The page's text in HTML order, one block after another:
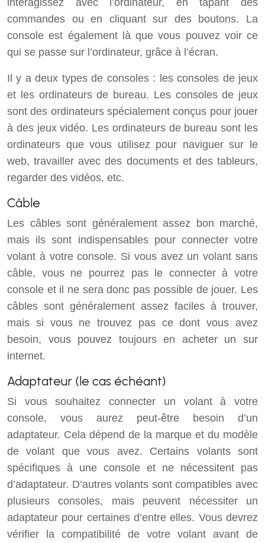
interagissez avec l’ordinateur, en tapant des
commandes ou en cliquant sur des boutons. La
console est également là que vous pouvez voir ce
qui se passe sur l’ordinateur, grâce à l’écran.
Il y a deux types de consoles : les consoles de jeux
et les ordinateurs de bureau. Les consoles de jeux
sont des ordinateurs spécialement conçus pour jouer
à des jeux vidéo. Les ordinateurs de bureau sont les
ordinateurs que vous utilisez pour naviguer sur le
web, travailler avec des documents et des tableurs,
regarder des vidéos, etc.
Câble
Les câbles sont généralement assez bon marché,
mais ils sont indispensables pour connecter votre
volant à votre console. Si vous avez un volant sans
câble, vous ne pourrez pas le connecter à votre
console et il ne sera donc pas possible de jouer. Les
câbles sont généralement assez faciles à trouver,
mais si vous ne trouvez pas ce dont vous avez
besoin, vous pouvez toujours en acheter un sur
internet.
Adaptateur (le cas échéant)
Si vous souhaitez connecter un volant à votre
console, vous aurez peut-être besoin d’un
adaptateur. Cela dépend de la marque et du modèle
de volant que vous avez. Certains volants sont
spécifiques à une console et ne nécessitent pas
d’adaptateur. D’autres volants sont compatibles avec
plusieurs consoles, mais peuvent nécessiter un
adaptateur pour certaines d’entre elles. Vous devrez
vérifier la compatibilité de votre volant avant de